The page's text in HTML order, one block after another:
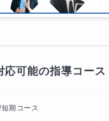
応可能の指導コース
期コース